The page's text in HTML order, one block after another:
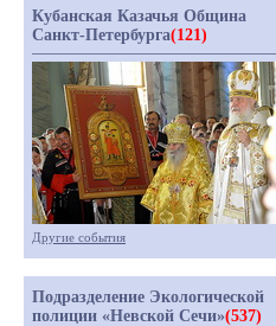
Кубанская Казачья Община
Санкт-Петербурга(121)
Другие события
Подразделение Экологической
полиции «Невской Сечи»(537)